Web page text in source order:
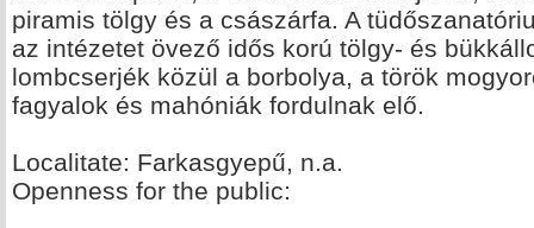
piramis tölgy és a császárfa. A
az intézetet övező idős korú tölgy- és
lombcserjék közül a borbolya, a török
fagyalok és mahóniák fordulnak elő.
Localitate: Farkasgyepű, n.a.
Openness for the public: